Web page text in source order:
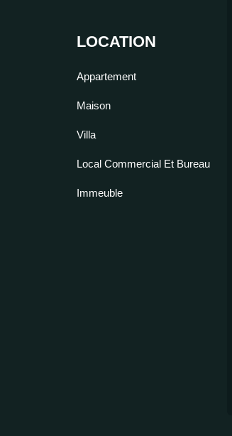
LOCATION
Appartement
Maison
Villa
Local Commercial Et Bureau
Immeuble